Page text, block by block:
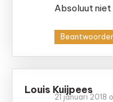
Absoluut
Louis Kuijpees
21 januari 2018